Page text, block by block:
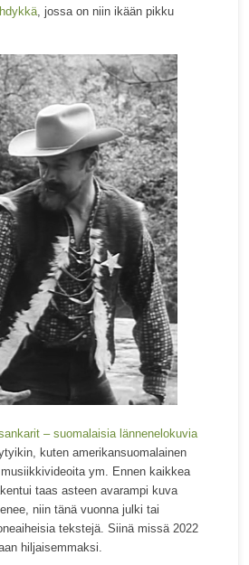
, jossa on niin ikään pikku
– suomalaisia lännenelokuvia
kuten amerikansuomalainen
ym. Ennen kaikkea
taas asteen avarampi kuva
niin tänä vuonna julki tai
tekstejä. Siinä missä 2022
hiljaisemmaksi.